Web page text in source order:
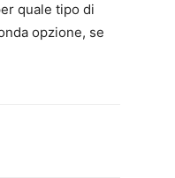
quale tipo di
opzione, se